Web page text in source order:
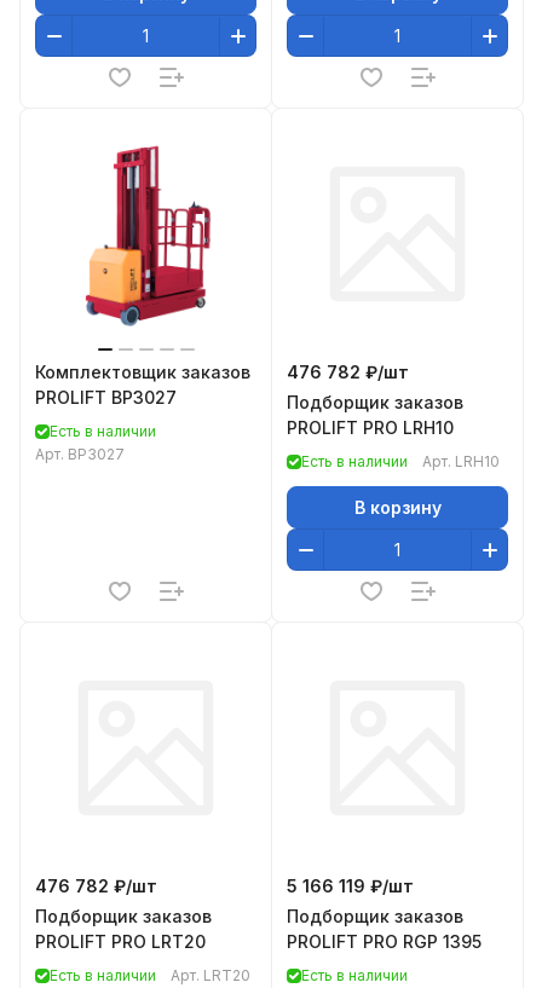
Комплектовщик заказов
PROLIFT BP3027
Есть в наличии
Арт. BP3027
476 782 ₽/шт
Подборщик заказов
PROLIFT PRO LRH10
Есть в наличии Арт. LRH10
В корзину
476 782 ₽/шт
Подборщик заказов
PROLIFT PRO LRT20
Есть в наличии Арт. LRT20
5 166 119 ₽/шт
Подборщик заказов
PROLIFT PRO RGP 1395
Есть в наличии